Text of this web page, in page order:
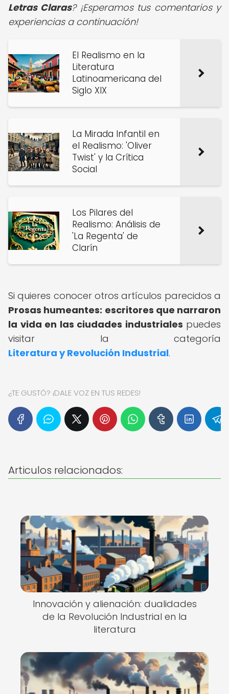
Letras Claras?¡Esperamos tus comentarios y
experiencias a continuación!
El Realismo en la
Literatura
Latinoamericana del
Siglo XIX
La Mirada Infantil en
el Realismo: 'Oliver
Twist' y la Crítica
Social
Los Pilares del
Realismo: Análisis de
'La Regenta' de
Clarín
Si quieres conocer otros artículos parecidos a
Prosas humeantes: escritores que narraron
la vida en las ciudades industriales puedes
visitar la categoría
Literatura y Revolución Industrial.
¿TE GUSTÓ? ¡DALE VOZ EN TUS REDES!
Articulos relacionados:
Innovación y alienación: dualidades
de la Revolución Industrial en la
literatura